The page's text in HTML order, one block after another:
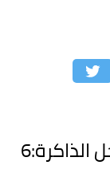
حتى لا ننسى ومن أجل الذاكرة:6